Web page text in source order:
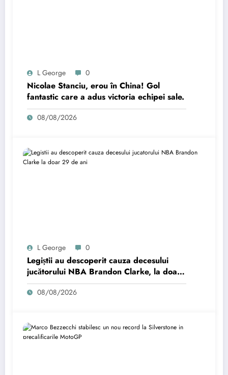
L George 0
Nicolae Stanciu, erou în China! Gol
fantastic care a adus victoria echipei sale.
08/08/2026
L George 0
Legiștii au descoperit cauza decesului
jucătorului NBA Brandon Clarke, la doar
29 de ani.
08/08/2026